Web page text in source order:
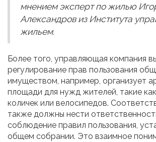
мнением эксперт по жилью
Александров из Института
жильем.
Более того, управляющая компания
регулирование прав пользования
имуществом, например, организует
площади для нужд жителей, такие
количек или велосипедов.
также должны нести
соблюдение правил пользования,
общем собрании. Это взаимное